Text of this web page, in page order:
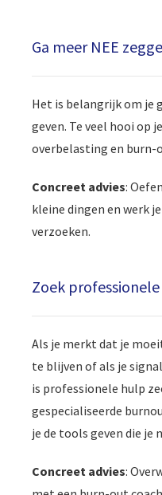
Ga meer NEE
Het is belangrijk om je
geven. Te veel hooi op
overbelasting en burn-
Concreet advies:
kleine dingen en werk
verzoeken.
Zoek
Als je merkt dat je
te blijven of als je
is professionele hulp
gespecialiseerde
je de tools geven die je
Concreet advies: